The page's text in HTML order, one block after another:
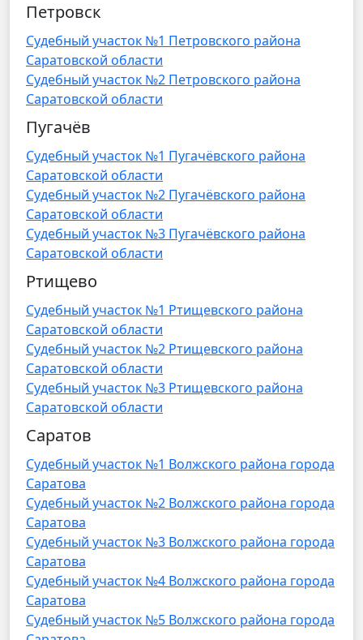
Петровск
Судебный участок №1 Петровского района
Саратовской области
Судебный участок №2 Петровского района
Саратовской области
Пугачёв
Судебный участок №1 Пугачёвского района
Саратовской области
Судебный участок №2 Пугачёвского района
Саратовской области
Судебный участок №3 Пугачёвского района
Саратовской области
Ртищево
Судебный участок №1 Ртищевского района
Саратовской области
Судебный участок №2 Ртищевского района
Саратовской области
Судебный участок №3 Ртищевского района
Саратовской области
Саратов
Судебный участок №1 Волжского района города
Саратова
Судебный участок №2 Волжского района города
Саратова
Судебный участок №3 Волжского района города
Саратова
Судебный участок №4 Волжского района города
Саратова
Судебный участок №5 Волжского района города